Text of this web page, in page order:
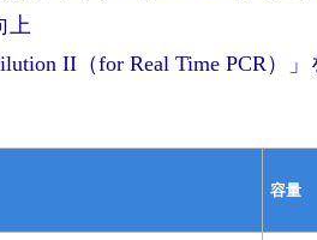
上
II（for Real Time PCR）
容量